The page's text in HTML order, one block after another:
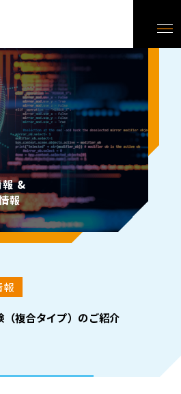
報 &
報
報
（複合タイプ）のご紹介